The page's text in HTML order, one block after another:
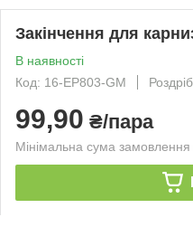
Закінчення для
В наявності
Код: 16-EP803-GM
Роздріб
99,90 ₴/пара
Мінімальна сума